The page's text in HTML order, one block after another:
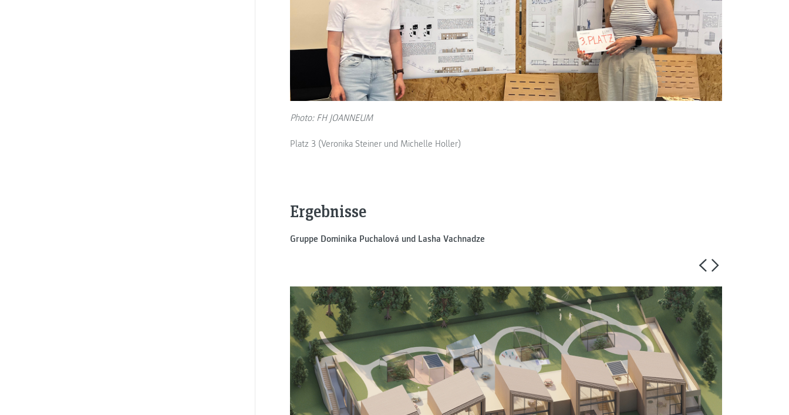
Photo: FH JOANNEUM
Platz 3 (Veronika Steiner und Michelle Holler)
Ergebnisse
Gruppe Dominika Puchalová und Lasha Vachnadze